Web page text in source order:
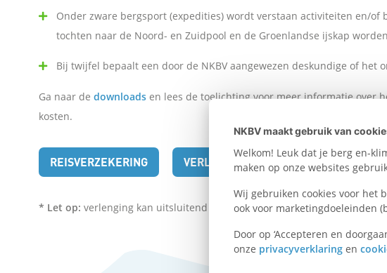
NKBV maakt gebruik van
Welkom! Leuk dat je berg en-
maken op onze websites
Wij gebruiken cookies voor het
ook voor marketingdoeleinden
Door op ‘Accepteren en
onze privacyverklaring en
F
c
b
Onder zware bergsport (expedities) wordt verstaan activiteiten en/of
tochten naar de Noord- en Zuidpool en de Groenlandse ijskap
Bij twijfel bepaalt een door de NKBV aangewezen deskundige of het
Ga naar de downloads en lees de toelichting voor meer informatie over
kosten.
REISVERZEKERING VERLENGEN
* Let op: verlenging kan uitsluitend worden aangevraagd voor aanvang